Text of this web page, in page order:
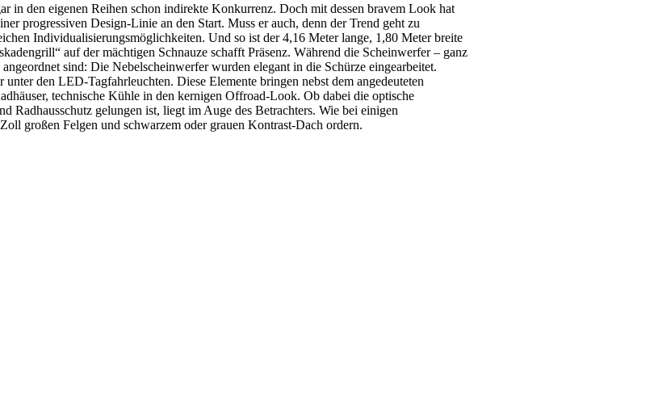
in den eigenen Reihen schon indirekte Konkurrenz. Doch mit dessen bravem Look hat
progressiven Design-Linie an den Start. Muss er auch, denn der Trend geht zu
Individualisierungsmöglichkeiten. Und so ist der 4,16 Meter lange, 1,80 Meter breite
auf der mächtigen Schnauze schafft Präsenz. Während die Scheinwerfer – ganz
sind: Die Nebelscheinwerfer wurden elegant in die Schürze eingearbeitet.
den LED-Tagfahrleuchten. Diese Elemente bringen nebst dem angedeuteten
technische Kühle in den kernigen Offroad-Look. Ob dabei die optische
Radhausschutz gelungen ist, liegt im Auge des Betrachters. Wie bei einigen
großen Felgen und schwarzem oder grauen Kontrast-Dach ordern.